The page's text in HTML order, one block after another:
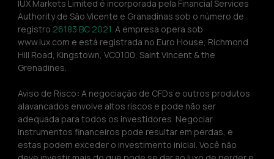
IUX Markets Limited é incorporada pela Financial Services
Authority de São Vicente e Granadinas sob o número de
registro 26183 BC 2021. A empresa opera sob
www.iux.com e está registrada no Euro House, Richmond
Hill Road, Kingstown, VC0100, Saint Vincent & the
Grenadines.
Aviso de Risco: A negociação de CFDs e outros produtos
alavancados envolve altos riscos e pode não ser
adequada para todos os investidores. Negociar
instrumentos financeiros pode resultar em perdas, e
estas podem exceder o investimento inicial. Você não